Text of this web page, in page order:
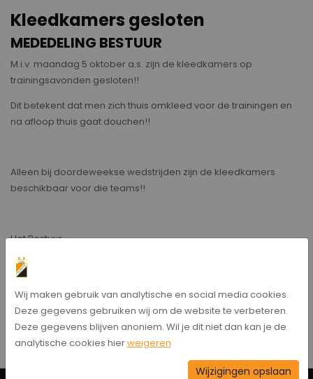
Kleedkamers gesloten
MEDEDELING BESTUUR
M.i.v. maandag 5 oktober a.s. zijn de kleedkamers op
trainingsavonden gesloten!!
Dit betekent dat men zich thuis omkleed voor de trainingen en
na afloop thuis gaat douchen!!
Alleen bij doordeweekse wedstrijden zijn de kleedkamers
beschikbaar voor die teams!!
Het Bestuur
Wout Smit
Bericht delen
Wij maken gebruik van analytische en social media cookies.
Deze gegevens gebruiken wij om de website te verbeteren.
Deze gegevens blijven anoniem. Wil je dit niet dan kan je de
analytische cookies hierweigeren
Wijzigingen opslaan